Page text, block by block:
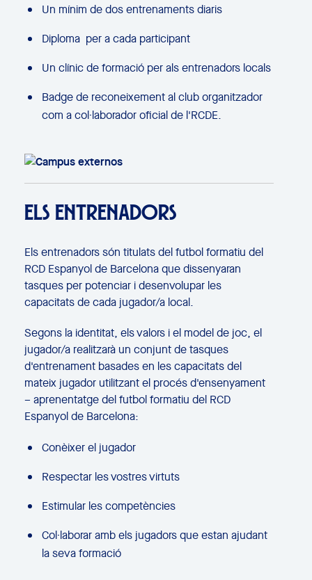
Un mínim de dos entrenaments diaris
Diploma per a cada participant
Un clínic de formació per als entrenadors locals
Badge de reconeixement al club organitzador
com a col·laborador oficial de l'RCDE.
ELS ENTRENADORS
Els entrenadors són titulats del futbol formatiu del
RCD Espanyol de Barcelona que dissenyaran
tasques per potenciar i desenvolupar les
capacitats de cada jugador/a local.
Segons la identitat, els valors i el model de joc, el
jugador/a realitzarà un conjunt de tasques
d'entrenament basades en les capacitats del
mateix jugador utilitzant el procés d'ensenyament
– aprenentatge del futbol formatiu del RCD
Espanyol de Barcelona:
Conèixer el jugador
Respectar les vostres virtuts
Estimular les competències
Col·laborar amb els jugadors que estan ajudant
la seva formació